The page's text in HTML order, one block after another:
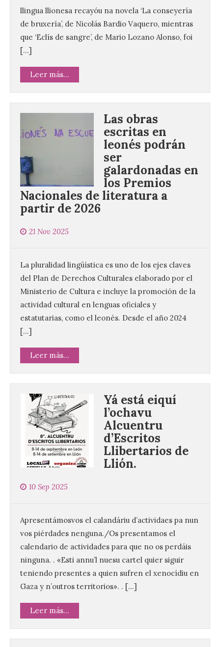
llingua llionesa recayóu na novela ‘La conseyería
de bruxería’, de Nicolás Bardio Vaquero, mientras
que ‘Eclís de sangre’, de Mario Lozano Alonso, foi
[…]
Leer más...
Las obras
escritas en
leonés podrán
ser
galardonadas en
los Premios
Nacionales de literatura a
partir de 2026
21 Nov 2025
La pluralidad lingüística es uno de los ejes claves
del Plan de Derechos Culturales elaborado por el
Ministerio de Cultura e incluye la promoción de la
actividad cultural en lenguas oficiales y
estatutarias, como el leonés. Desde el año 2024
[…]
Leer más...
Yá está eiquí
l’ochavu
Alcuentru
d’Escritos
Llibertarios de
Llión.
10 Sep 2025
Apresentámosvos el calandáriu d’actividaes pa nun
vos piérdades nenguna./Os presentamos el
calendario de actividades para que no os perdáis
ninguna. . «Esti annu’l nuesu cartel quier siguir
teniendo presentes a quien sufren el xenocídiu en
Gaza y n’outros territorios». . […]
Leer más...